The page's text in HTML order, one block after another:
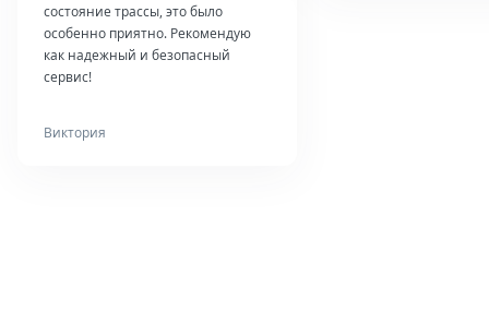
состояние трассы, это было
особенно приятно. Рекомендую
как надежный и безопасный
сервис!
Виктория